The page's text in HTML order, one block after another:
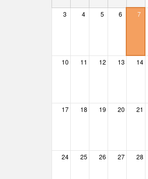
Csobánka
Csörög
Délegyháza
Dunabogdány
3 4 5 6 7
10 11 12 13 14
17 18 19 20 21
24 25 26 27 28